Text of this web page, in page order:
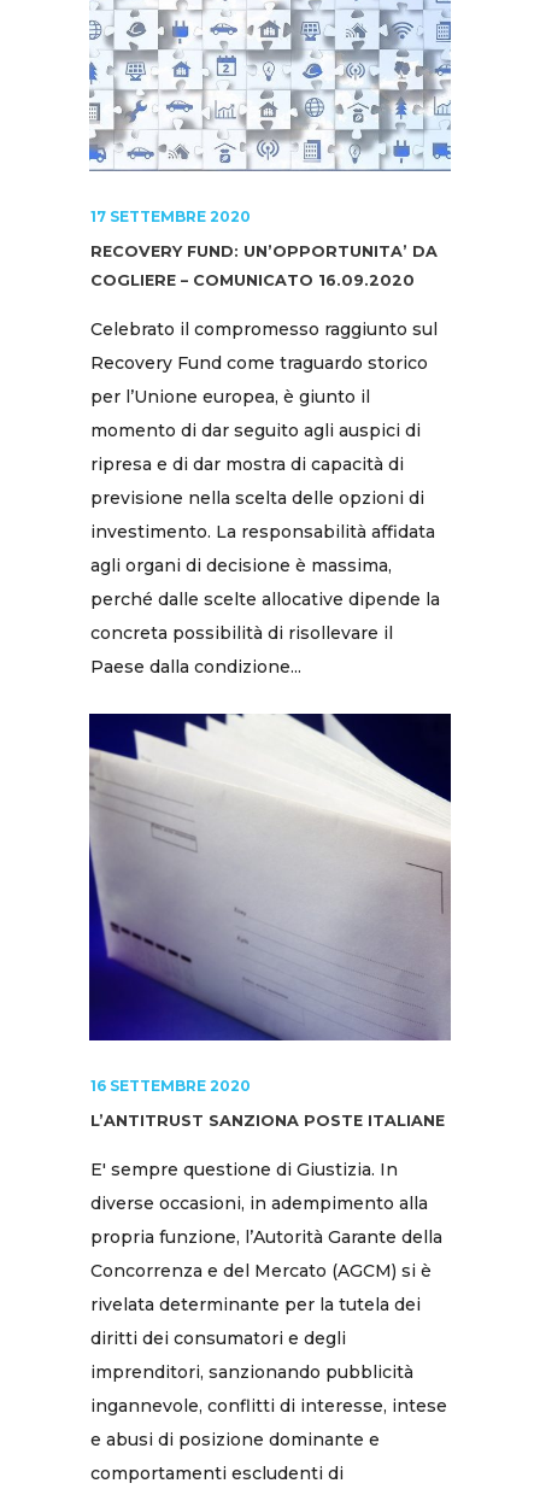
17 SETTEMBRE 2020
RECOVERY FUND: UN’OPPORTUNITA’ DA
COGLIERE – COMUNICATO 16.09.2020
Celebrato il compromesso raggiunto sul
Recovery Fund come traguardo storico
per l’Unione europea, è giunto il
momento di dar seguito agli auspici di
ripresa e di dar mostra di capacità di
previsione nella scelta delle opzioni di
investimento. La responsabilità affidata
agli organi di decisione è massima,
perché dalle scelte allocative dipende la
concreta possibilità di risollevare il
Paese dalla condizione...
16 SETTEMBRE 2020
L’ANTITRUST SANZIONA POSTE ITALIANE
E' sempre questione di Giustizia. In
diverse occasioni, in adempimento alla
propria funzione, l’Autorità Garante della
Concorrenza e del Mercato (AGCM) si è
rivelata determinante per la tutela dei
diritti dei consumatori e degli
imprenditori, sanzionando pubblicità
ingannevole, conflitti di interesse, intese
e abusi di posizione dominante e
comportamenti escludenti di